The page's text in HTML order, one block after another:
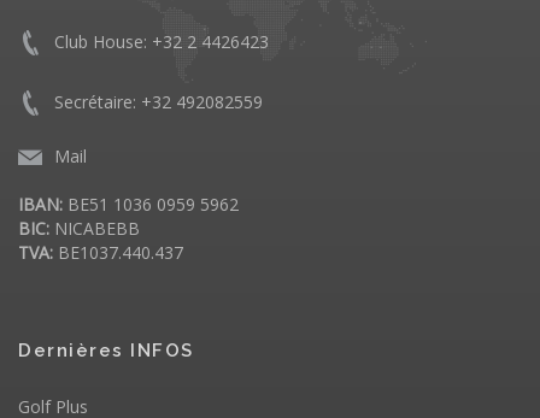
Club House: +32 2 4426423
Secrétaire: +32 492082559
Mail
IBAN: BE51 1036 0959 5962
BIC: NICABEBB
TVA: BE1037.440.437
Dernières INFOS
Golf Plus